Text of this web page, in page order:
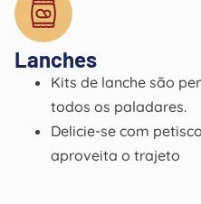
Lanches
Kits de lanche são
todos os paladares.
Delicie-se com
aproveita o trajeto